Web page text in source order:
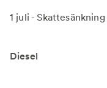
1 juli -
Diesel